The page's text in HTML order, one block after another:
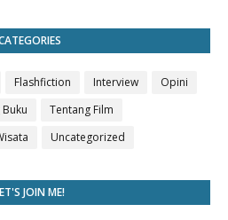
Flashfiction Interview
Opini
Tentang Film
Uncategorized
JOIN ME!